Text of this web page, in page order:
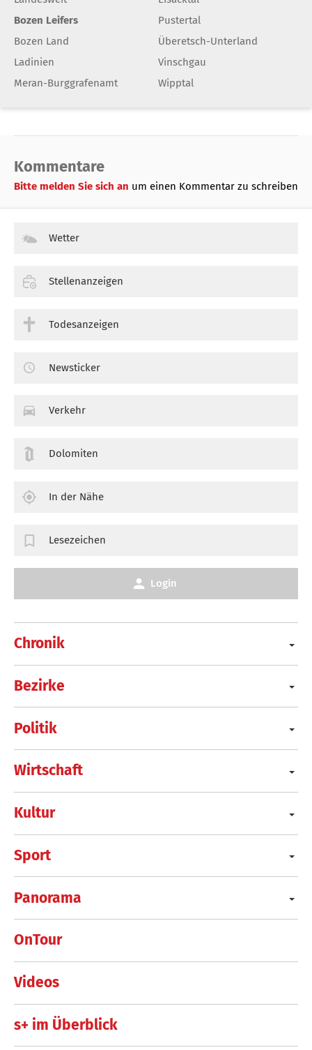
Bozen Leifers
Bozen Land
Ladinien
Meran-Burggrafenamt
Pustertal
Überetsch-Unterland
Vinschgau
Wipptal
Kommentare
Bitte melden Sie sich an um einen Kommentar zu schreiben
Chronik
Bezirke
Politik
Wirtschaft
Kultur
Sport
Panorama
OnTour
Videos
s+ im Überblick
Wetter
Stellenanzeigen
Todesanzeigen
Newsticker
Verkehr
Dolomiten
In der Nähe
Lesezeichen
Login